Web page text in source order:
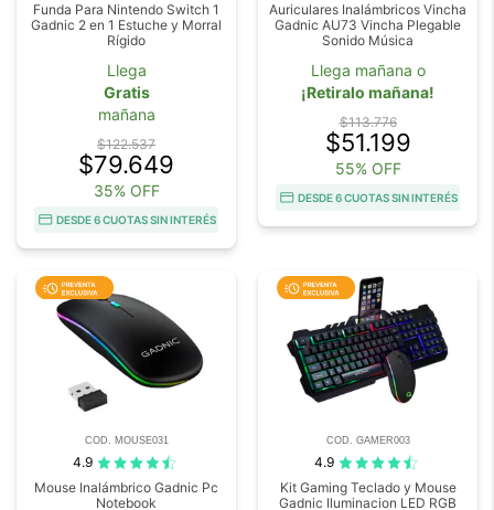
Funda Para Nintendo Switch 1
Gadnic 2 en 1 Estuche y Morral
Rígido
Llega
Gratis
mañana
$122.537
$79.649
35% OFF
DESDE 6 CUOTAS SIN INTERÉS
Auriculares Inalámbricos Vincha
Gadnic AU73 Vincha Plegable
Sonido Música
Llega mañana o
¡Retiralo mañana!
$113.776
$51.199
55% OFF
DESDE 6 CUOTAS SIN INTERÉS
COD. MOUSE031
4.9
Mouse Inalámbrico Gadnic Pc
Notebook
COD. GAMER003
4.9
Kit Gaming Teclado y Mouse
Gadnic Iluminacion LED RGB